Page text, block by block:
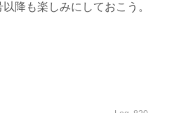
降も楽しみにしておこう。